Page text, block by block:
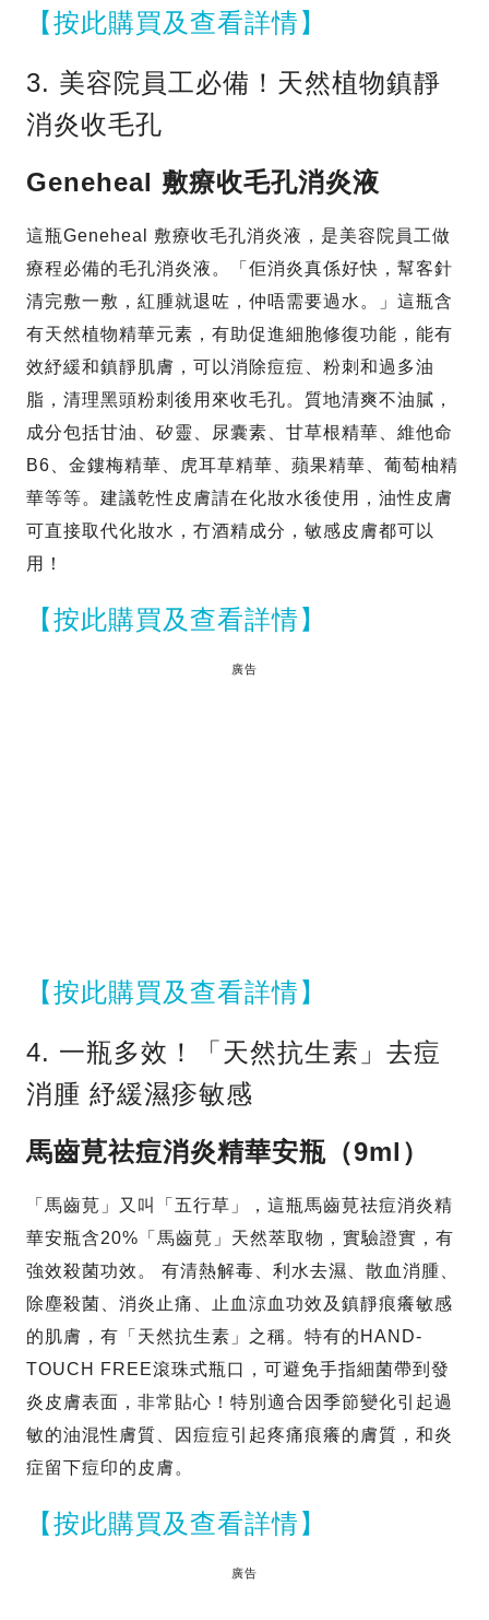
【按此購買及查看詳情】
3. 美容院員工必備！天然植物鎮靜
消炎收毛孔
Geneheal 敷療收毛孔消炎液
這瓶Geneheal 敷療收毛孔消炎液，是美容院員工做
療程必備的毛孔消炎液。「佢消炎真係好快，幫客針
清完敷一敷，紅腫就退咗，仲唔需要過水。」這瓶含
有天然植物精華元素，有助促進細胞修復功能，能有
效紓緩和鎮靜肌膚，可以消除痘痘、粉刺和過多油
脂，清理黑頭粉刺後用來收毛孔。質地清爽不油膩，
成分包括甘油、矽靈、尿囊素、甘草根精華、維他命
B6、金鏤梅精華、虎耳草精華、蘋果精華、葡萄柚精
華等等。建議乾性皮膚請在化妝水後使用，油性皮膚
可直接取代化妝水，冇酒精成分，敏感皮膚都可以
用！
【按此購買及查看詳情】
廣告
【按此購買及查看詳情】
4. 一瓶多效！「天然抗生素」去痘
消腫 紓緩濕疹敏感
馬齒莧祛痘消炎精華安瓶（9ml）
「馬齒莧」又叫「五行草」，這瓶馬齒莧祛痘消炎精
華安瓶含20%「馬齒莧」天然萃取物，實驗證實，有
強效殺菌功效。 有清熱解毒、利水去濕、散血消腫、
除塵殺菌、消炎止痛、止血涼血功效及鎮靜痕癢敏感
的肌膚，有「天然抗生素」之稱。特有的HAND-
TOUCH FREE滾珠式瓶口，可避免手指細菌帶到發
炎皮膚表面，非常貼心！特別適合因季節變化引起過
敏的油混性膚質、因痘痘引起疼痛痕癢的膚質，和炎
症留下痘印的皮膚。
【按此購買及查看詳情】
廣告